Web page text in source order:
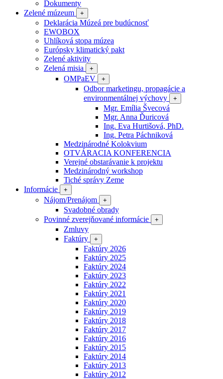
Dokumenty
Zelené múzeum
+
Deklarácia Múzeá pre budúcnosť
EWOBOX
Uhlíková stopa múzea
Európsky klimatický pakt
Zelené aktivity
Zelená misia
+
OMPaEV +
Odbor marketingu, propagácie a
environmentálnej výchovy
+
Mgr. Emília Švecová
Mgr. Anna Ďuricová
Ing. Eva Hurtišová, PhD.
Ing. Petra Páchniková
Medzinárodné Kolokvium
OTVÁRACIA KONFERENCIA
Verejné obstarávanie k projektu
Medzinárodný workshop
Tiché správy Zeme
Informácie
+
Nájom/Prenájom +
Svadobné obrady
Povinné zverejňované informácie
+
Zmluvy
Faktúry
+
Faktúry 2026
Faktúry 2025
Faktúry 2024
Faktúry 2023
Faktúry 2022
Faktúry 2021
Faktúry 2020
Faktúry 2019
Faktúry 2018
Faktúry 2017
Faktúry 2016
Faktúry 2015
Faktúry 2014
Faktúry 2013
Faktúry 2012